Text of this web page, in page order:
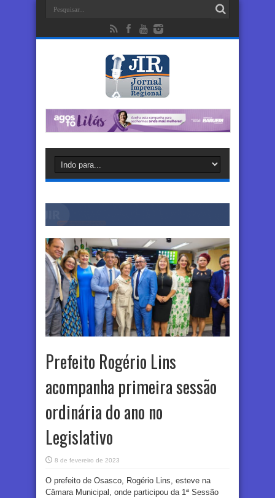
Prefeito Rogério Lins
acompanha primeira sessão
ordinária do ano no
Legislativo
8 de fevereiro de 2023
O prefeito de Osasco, Rogério Lins, esteve na
Câmara Municipal, onde participou da 1ª Sessão